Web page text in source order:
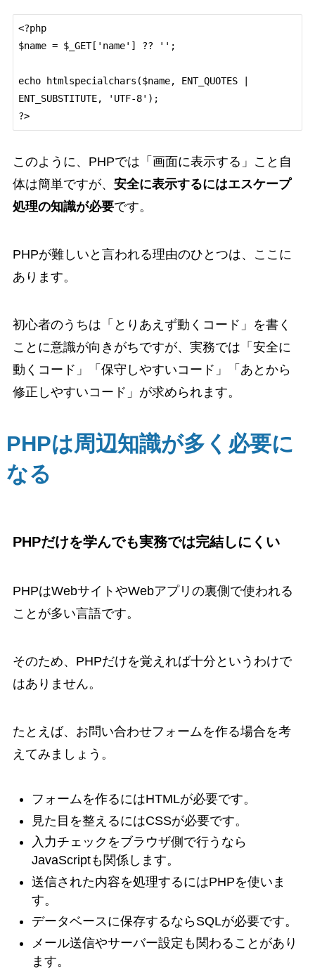
<?php
$name = $_GET['name'] ?? '';
echo htmlspecialchars($name, ENT_QUOTES |
ENT_SUBSTITUTE, 'UTF-8');
?>
このように、PHPでは「画面に表示する」こと自
体は簡単ですが、 安全に表示するにはエスケープ
処理の知識が必要です。
PHPが難しいと言われる理由のひとつは、ここに
あります。
初心者のうちは「とりあえず動くコード」を書く
ことに意識が向きがちですが、実務では「安全に
動くコード」「保守しやすいコード」「あとから
修正しやすいコード」が求められます。
PHPは周辺知識が多く必要に
なる
PHPだけを学んでも実務では完結しにくい
PHPはWebサイトやWebアプリの裏側で使われる
ことが多い言語です。
そのため、PHPだけを覚えれば十分というわけで
はありません。
たとえば、お問い合わせフォームを作る場合を考
えてみましょう。
フォームを作るにはHTMLが必要です。
見た目を整えるにはCSSが必要です。
入力チェックをブラウザ側で行うなら
JavaScriptも関係します。
送信された内容を処理するにはPHPを使いま
す。
データベースに保存するならSQLが必要です。
メール送信やサーバー設定も関わることがあり
ます。